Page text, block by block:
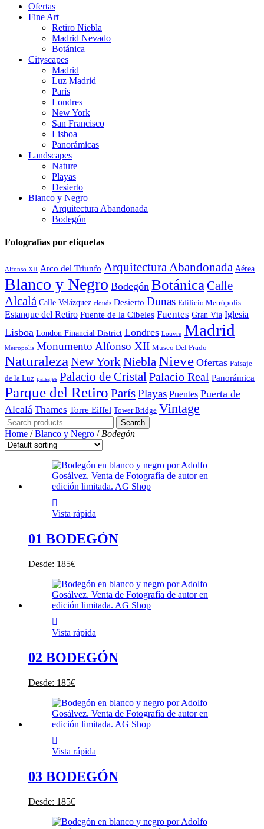
Ofertas
Fine Art
Retiro Niebla
Madrid Nevado
Botánica
Cityscapes
Madrid
Luz Madrid
París
Londres
New York
San Francisco
Lisboa
Panorámicas
Landscapes
Nature
Playas
Desierto
Blanco y Negro
Arquitectura Abandonada
Bodegón
Fotografías por etiquetas
Alfonso XII Arco del Triunfo Arquitectura Abandonada Aérea
Blanco y Negro Bodegón BotánicaCalle
Alcalá Calle Velázquez clouds Desierto Dunas Edificio Metrópolis
Estanque del Retiro Fuente de la Cibeles Fuentes Gran Vía Iglesia
Lisboa London Financial District Londres Louvre Madrid
Metropolis Monumento Alfonso XII Museo Del Prado
NaturalezaNew YorkNieblaNieve Ofertas Paisaje
de la Luz paisajes Palacio de CristalPalacio Real Panorámica
Parque del Retiro ParísPlayas Puentes Puerta de
Alcalá Thames Torre Eiffel Tower Bridge Vintage
Search
for:
Search
Home /Blanco y Negro /Bodegón
Vista rápida
01 BODEGÓN
Desde: 185€
Vista rápida
02 BODEGÓN
Desde: 185€
Vista rápida
03 BODEGÓN
Desde: 185€